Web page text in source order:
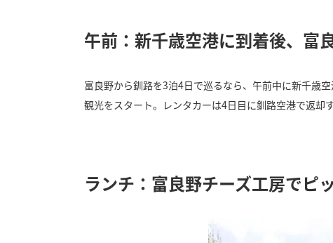
午前：新千歳空港に到着後、富
富良野から釧路を3泊4日で巡るなら、午前中に新千歳
観光をスタート。レンタカーは4日目に釧路空港で返却
ランチ：富良野チーズ工房でピ